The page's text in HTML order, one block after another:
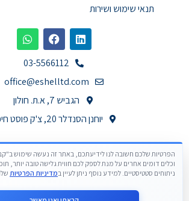
תנאי שימוש ושירות
03-5566112
office@eshelltd.com
הגביש 7, א.ת. חולון
יוחנן הסנדלר 20, צ'ק פוסט חיפה
וכלים דומים אחרים על מנת לספק לכם חווית גלישה טובה יותר,
ניתוחים סטטיסטיים. למידע נוסף ניתן לעיין במדיניות הפרטיות